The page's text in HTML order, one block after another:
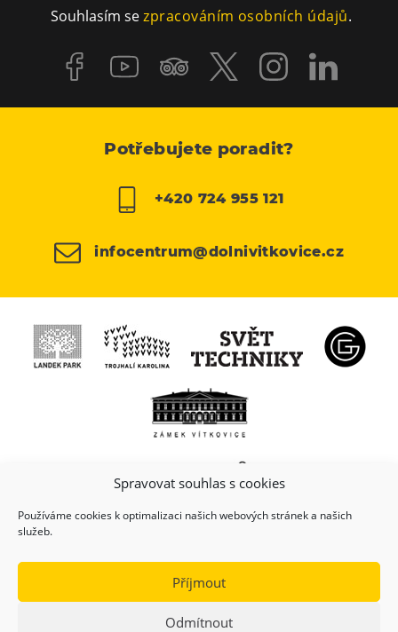
Spravovat souhlas s cookies
Používáme cookies k optimalizaci našich webových stránek a našich
služeb.
Příjmout
Odmítnout
Souhlasím sezpracováním osobních údajů.
Potřebujete poradit?
+420 724 955 121
infocentrum@dolnivitkovice.cz